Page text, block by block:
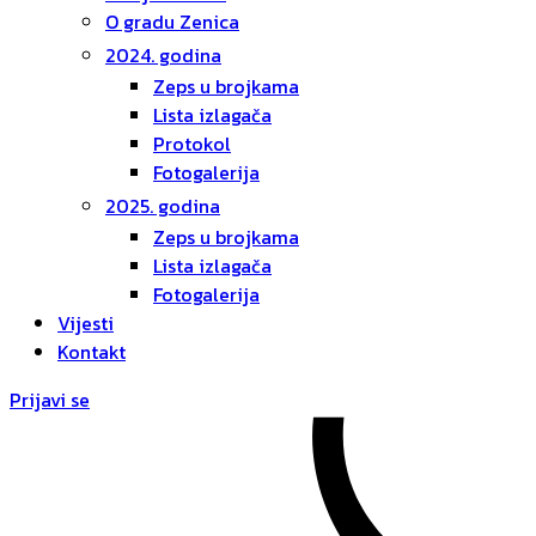
O gradu Zenica
2024. godina
Zeps u brojkama
Lista izlagača
Protokol
Fotogalerija
2025. godina
Zeps u brojkama
Lista izlagača
Fotogalerija
Vijesti
Kontakt
Prijavi se